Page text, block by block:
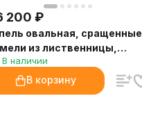
200 ₽
овальная, сращенные
из лиственницы,
В наличии
В корзину